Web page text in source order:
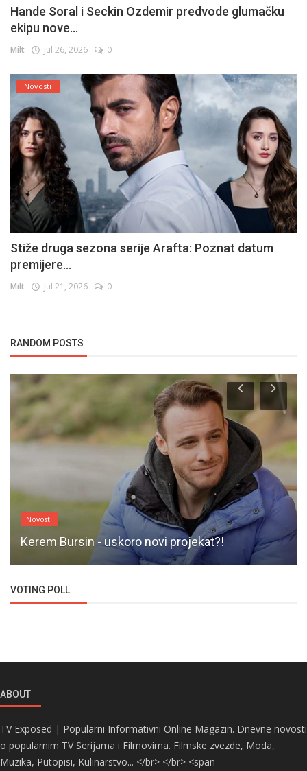
Hande Soral i Seckin Ozdemir predvode glumačku
ekipu nove...
Milt Jul 26, 2026 0
Novosti
Stiže druga sezona serije Arafta: Poznat datum
premijere...
Milt Jul 21, 2026 0
RANDOM POSTS
Novosti
Kerem Bursin - uskoro novi projekat?!
VOTING POLL
ABOUT
TV Exposed | Popularni Informativni Online Magazin. Dnevne novosti
o popularnim TV Serijama i Filmovima. Filmske zvezde, Moda,
Muzika, Putopisi, Kulinarstvo... </br> </br> <span